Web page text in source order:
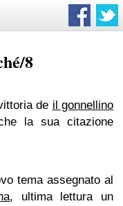
8
de il gonnellino
la sua citazione
tema assegnato al
, ultima lettura un